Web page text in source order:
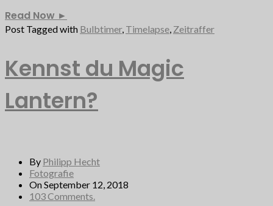
Read Now ►
Post Tagged with Bulbtimer, Timelapse, Zeitraffer
Kennst du Magic
Lantern?
By Philipp Hecht
Fotografie
On September 12, 2018
103 Comments.